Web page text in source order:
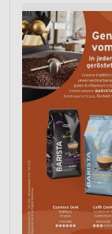
Geräte anhand
Informationen
Nicht-IAB-
Notwendig
Performance
Funktional
Werbung